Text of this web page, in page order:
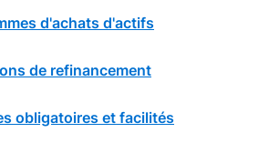
d'achats d'actifs
de refinancement
obligatoires et facilités